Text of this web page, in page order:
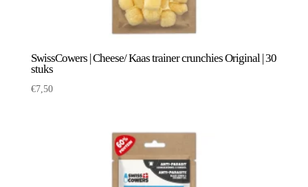
SwissCowers | Cheese/ Kaas trainer crunchies Original | 30
stuks
€7,50